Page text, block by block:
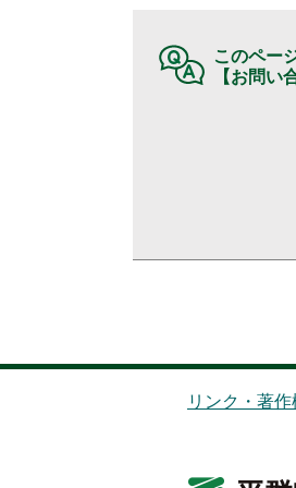
このペー
【お問い
リンク・著